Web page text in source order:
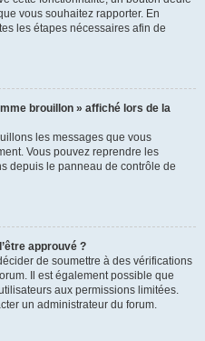
vous souhaitez rapporter. En
les étapes nécessaires afin de
brouillon » affiché lors de la
les messages que vous
Vous pouvez reprendre les
depuis le panneau de contrôle de
approuvé ?
de soumettre à des vérifications
Il est également possible que
aux permissions limitées.
un administrateur du forum.